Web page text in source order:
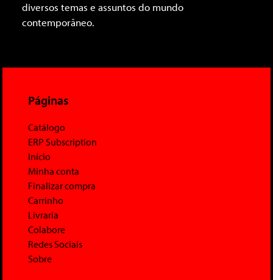
diversos temas e assuntos do mundo
contemporâneo.
Páginas
Catálogo
ERP Subscription
Início
Minha conta
Finalizar compra
Carrinho
Livraria
Colabore
Redes Sociais
Sobre